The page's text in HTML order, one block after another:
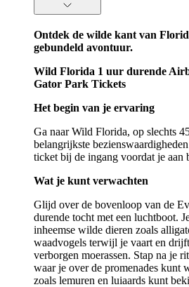
Ontdek de wilde kant van
gebundeld avontuur.
Wild Florida 1 uur durende
Gator Park Tickets
Het begin van je ervaring
Ga naar Wild Florida, op slechts
belangrijkste
ticket bij de ingang voordat je aan
Wat je kunt verwachten
Glijd over de bovenloop van de
durende tocht met een luchtboot.
inheemse wilde dieren zoals
waadvogels terwijl je vaart en
verborgen moerassen. Stap na je
waar je over de promenades kunt
zoals lemuren en luiaards kunt